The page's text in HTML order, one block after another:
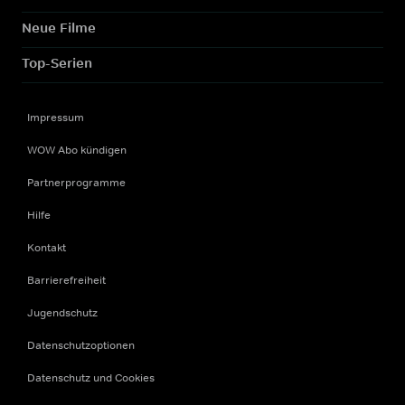
Neue Filme
Top-Serien
Impressum
WOW Abo kündigen
Partnerprogramme
Hilfe
Kontakt
Barrierefreiheit
Jugendschutz
Datenschutzoptionen
Datenschutz und Cookies